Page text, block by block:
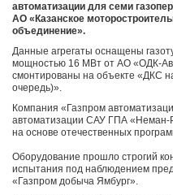
автоматизации для семи
АО «Казанское
объединение».
Данные агрегаты оснащены
мощностью 16 МВт от АО «ОДК-
смонтированы на объекте «ДКС
очередь)».
Компания «Газпром
автоматизации САУ ГПА
на основе отечественных
Оборудование прошло строгий
испытания под наблюдением
«Газпром добыча Ямбург».